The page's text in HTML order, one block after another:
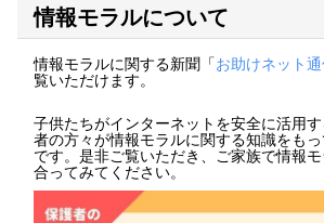
情報モラルについて
情報モラルに関する新聞「お助けネット
覧いただけます。
子供たちがインターネットを安全に活用
者の方々が情報モラルに関する知識をも
です。是非ご覧いただき、ご家族で情報
合ってみてください。